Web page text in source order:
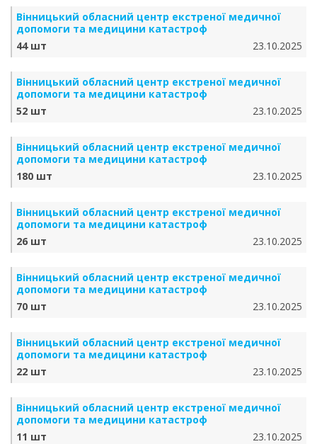
Вінницький обласний центр екстреної медичної
допомоги та медицини катастроф
44 шт
23.10.2025
Вінницький обласний центр екстреної медичної
допомоги та медицини катастроф
52 шт
23.10.2025
Вінницький обласний центр екстреної медичної
допомоги та медицини катастроф
180 шт
23.10.2025
Вінницький обласний центр екстреної медичної
допомоги та медицини катастроф
26 шт
23.10.2025
Вінницький обласний центр екстреної медичної
допомоги та медицини катастроф
70 шт
23.10.2025
Вінницький обласний центр екстреної медичної
допомоги та медицини катастроф
22 шт
23.10.2025
Вінницький обласний центр екстреної медичної
допомоги та медицини катастроф
11 шт
23.10.2025